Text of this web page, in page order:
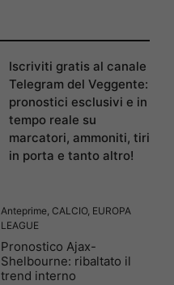
Iscriviti gratis al canale
Telegram del Veggente:
pronostici esclusivi e in
tempo reale su
marcatori, ammoniti, tiri
in porta e tanto altro!
Anteprime, CALCIO, EUROPA
LEAGUE
Pronostico Ajax-
Shelbourne: ribaltato il
trend interno